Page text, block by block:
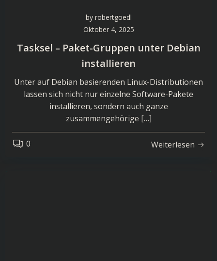
by robertgoedl
Oktober 4, 2025
Tasksel – Paket-Gruppen unter Debian
installieren
Unter auf Debian basierenden Linux-Distributionen
lassen sich nicht nur einzelne Software-Pakete
installieren, sondern auch ganze
zusammengehörige […]
0 Weiterlesen